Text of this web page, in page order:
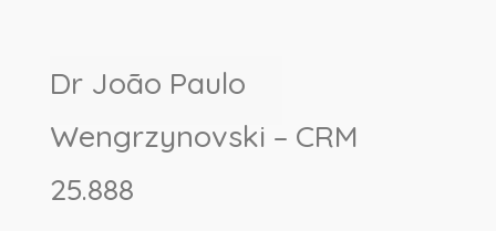
Dr João Paulo
Wengrzynovski – CRM
25.888